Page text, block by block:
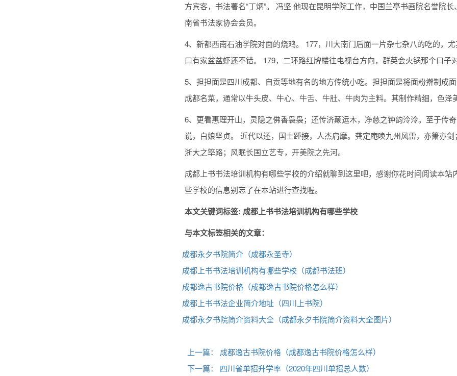
方宾客，书法署名“丁炳”。 冯坚 他现在昆明学院工作，中国兰亭书画院名誉院
南省书法家协会会员。
4、新都西南石油学院对面的烧鸡。 177，川大南门后面一片杂七杂八的吃的，
口有家盆盆虾还不错。 179，二环路红牌楼往电视台方向，群英会火锅那个口
5、担担面是四川成都、自贡等地有名的地方传统小吃。担担面是将面粉擀制成
成都名菜，通常以牛头皮、牛心、牛舌、牛肚、牛肉为主料。其制作精细，色
6、更看惠理开山，灵隐之佛香袅袅；还传济颠运木，净慈之钟韵泠泠。至于传
说，白娘坚贞。 近代以还，国士踵接，人杰肩摩。龚定庵唤九州风雷，亦箫亦
浙大之筚路；风眠长国立艺专，开美院之先河。
成都上书书法培训机构有哪些学校的介绍就聊到这里吧，感谢你花时间阅读本
些学校的信息别忘了在本站进行查找喔。
本文关键词标签: 成都上书书法培训机构有哪些学校
与本文标签相关的文章：
成都永夕书院简介（成都永圣寺）
成都上书书法培训机构有哪些学校（成都书法班）
成都逸古书院价格（成都逸古书院价格怎么样）
成都上书书法企业简介地址（四川上书院）
成都永夕书院简介资料大全（成都永夕书院简介资料大全图片）
上一篇：
成都逸古书院价格（成都逸古书院价格怎么样）
下一篇：
四川省单招升学率（2020年四川单招总人数）